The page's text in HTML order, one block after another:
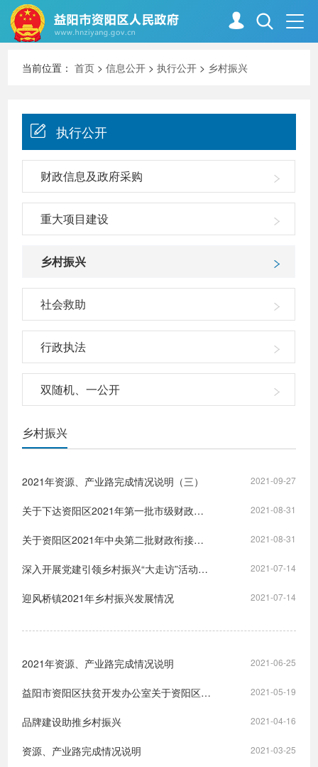
政务资阳
新闻中心 解读回应
政务服务
高效办成一件事
当前位置：首页 >信息公开 >执行公开 > 乡村振兴
执行公开
财政信息及政府采购
重大项目建设
乡村振兴
社会救助
行政执法
双随机、一公开
乡村振兴
2021-09-27
2021年资源、产业路完成情况说明（三）
2021-08-31
关于下达资阳区2021年第一批市级财政乡村振兴补助资金的公示
2021-08-31
关于资阳区2021年中央第二批财政衔接推进乡村振兴补助资金计划的的公示
2021-07-14
深入开展党建引领乡村振兴“大走访”活动的实施方案
2021-07-14
迎风桥镇2021年乡村振兴发展情况
2021-06-25
2021年资源、产业路完成情况说明
2021-05-19
益阳市资阳区扶贫开发办公室关于资阳区2021年一季度小额信贷贴息项目的公示
2021-04-16
品牌建设助推乡村振兴
2021-03-25
资源、产业路完成情况说明